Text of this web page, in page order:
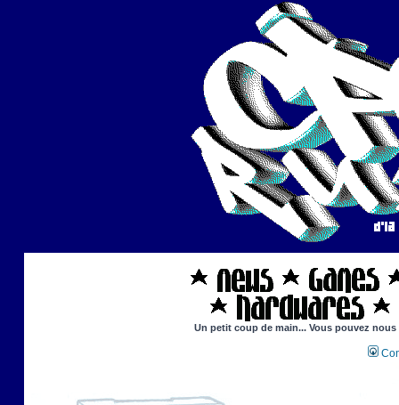
Un petit coup de main... Vous pouvez